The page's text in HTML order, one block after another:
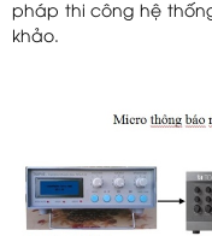
pháp thi công hệ
khảo.